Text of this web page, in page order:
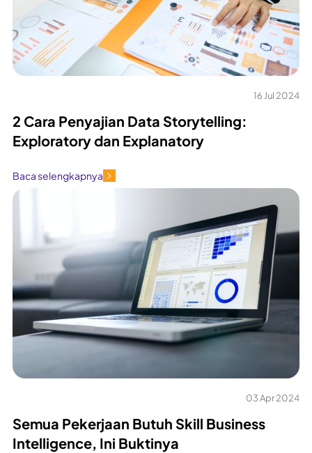
16 Jul 2024
2 Cara Penyajian Data Storytelling:
Exploratory dan Explanatory
Baca selengkapnya
03 Apr 2024
Semua Pekerjaan Butuh Skill Business
Intelligence, Ini Buktinya